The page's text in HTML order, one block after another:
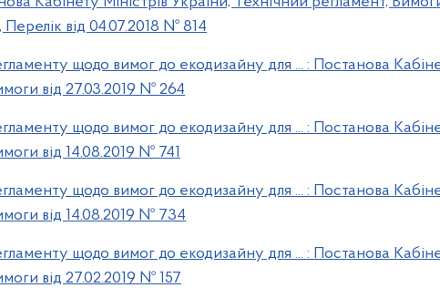
від 04.07.2018 № 814
щодо вимог до екодизайну для ... : Постанова
від 27.03.2019 № 264
щодо вимог до екодизайну для ... : Постанова
від 14.08.2019 № 741
щодо вимог до екодизайну для ... : Постанова
від 14.08.2019 № 734
щодо вимог до екодизайну для ... : Постанова
від 27.02.2019 № 157